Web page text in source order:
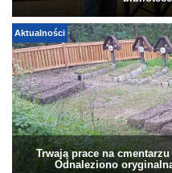
Aktualności
Trwają prace na
Odnaleziono